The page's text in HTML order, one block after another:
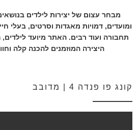
מבחר עצום של יצירות לילדים
ומועדים, דמויות מאגדות וסרטים, בעלי
תחבורה ועוד רבים. האתר מיועד לילדים,
היצירה המוזמנים להכנה קלה
קונג פו פנדה 4 | מדובב